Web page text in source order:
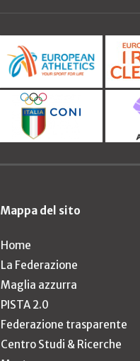
Mappa del sito
Home
La Federazione
Maglia azzurra
PISTA 2.0
Federazione trasparente
Centro Studi & Ricerche